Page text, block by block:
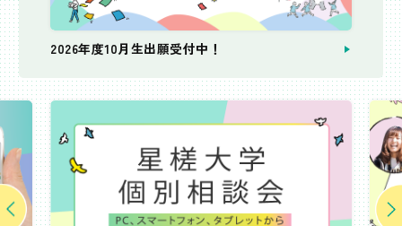
2026年度10月生出願受付中！